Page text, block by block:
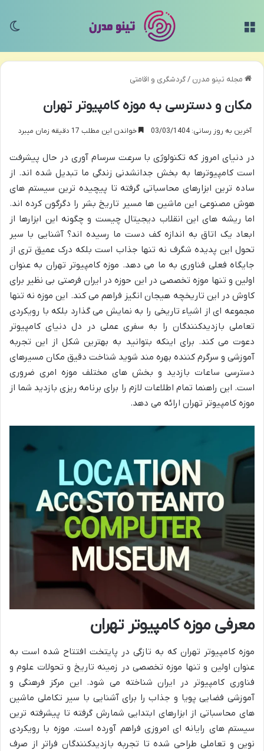
مجله تینو مدرن /گردشگری و اقامتی
مکان و دسترسی به موزه کامپیوتر تهران
آخرین به روز رسانی: 03/03/1404 خواندن این مطلب 17 دقیقه زمان میبرد
در دنیای امروز که تکنولوژی با سرعت سرسام آوری در حال پیشرفت
است کامپیوترها به بخش جدانشدنی زندگی ما تبدیل شده اند. از
ساده ترین ابزارهای محاسباتی گرفته تا پیچیده ترین سیستم های
هوش مصنوعی این ماشین ها مسیر تاریخ بشر را دگرگون کرده اند.
اما ریشه های این انقلاب دیجیتال چیست و چگونه این ابزارها از
ابعاد یک اتاق به اندازه کف دست ما رسیده اند؟ آشنایی با سیر
تحول این پدیده شگرف نه تنها جذاب است بلکه درک عمیق تری از
جایگاه فعلی فناوری به ما می دهد. موزه کامپیوتر تهران به عنوان
اولین و تنها موزه تخصصی در این حوزه در ایران فرصتی بی نظیر برای
کاوش در این تاریخچه هیجان انگیز فراهم می کند. این موزه نه تنها
مجموعه ای از اشیاء تاریخی را به نمایش می گذارد بلکه با رویکردی
تعاملی بازدیدکنندگان را به سفری عملی در دل دنیای کامپیوتر
دعوت می کند. برای اینکه بتوانید به بهترین شکل از این تجربه
آموزشی و سرگرم کننده بهره مند شوید شناخت دقیق مکان مسیرهای
دسترسی ساعات بازدید و بخش های مختلف موزه امری ضروری
است. این راهنما تمام اطلاعات لازم را برای برنامه ریزی بازدید شما از
موزه کامپیوتر تهران ارائه می دهد.
معرفی موزه کامپیوتر تهران
موزه کامپیوتر تهران که به تازگی در پایتخت افتتاح شده است به
عنوان اولین و تنها موزه تخصصی در زمینه تاریخ و تحولات علوم و
فناوری کامپیوتر در ایران شناخته می شود. این مرکز فرهنگی و
آموزشی فضایی پویا و جذاب را برای آشنایی با سیر تکاملی ماشین
های محاسباتی از ابزارهای ابتدایی شمارش گرفته تا پیشرفته ترین
سیستم های رایانه ای امروزی فراهم آورده است. موزه با رویکردی
نوین و تعاملی طراحی شده تا تجربه بازدیدکنندگان فراتر از صرف